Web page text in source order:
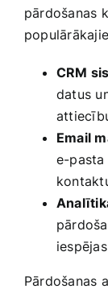
pārdošanas
CRM
datus
Email
e-pasta
Pārdošanas​